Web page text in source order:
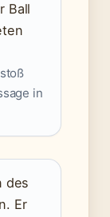
Ball
in
des
Er